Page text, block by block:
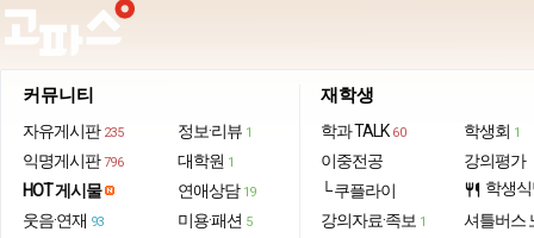
커뮤니티
자유게시판 235
익명게시판 796
HOT 게시물
웃음·연재 93
정보·리뷰 1
대학원 1
연애상담 19
미용·패션 5
재학생
학과 TALK 60
이중전공
└ 쿠플라이
강의자료·족보 1
학생회 1
강의평가
restaurant 학생
셔틀버스